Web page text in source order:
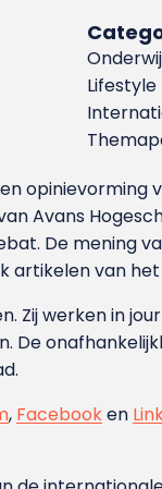
Lifestyle
Avans
De mening
artikelen van
Zij werken in
De
, Facebooken